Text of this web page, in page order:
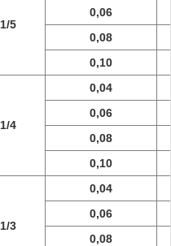
1/5
0,06
0,08
0,10
1/4
0,04
0,06
0,08
0,10
1/3
0,04
0,06
0,08